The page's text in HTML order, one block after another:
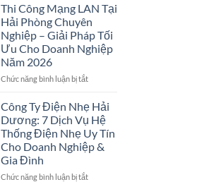
Thi Công Mạng LAN Tại
Hải Phòng Chuyên
Nghiệp – Giải Pháp Tối
Ưu Cho Doanh Nghiệp
Năm 2026
Chức năng bình luận bị tắtở
Công
Mạng
LAN
Tại
Hải
Chuyên
Công Ty Điện Nhẹ Hải
Dương: 7 Dịch Vụ Hệ
Thống Điện Nhẹ Uy Tín
Cho Doanh Nghiệp &
Gia Đình
Chức năng bình luận bị tắtở